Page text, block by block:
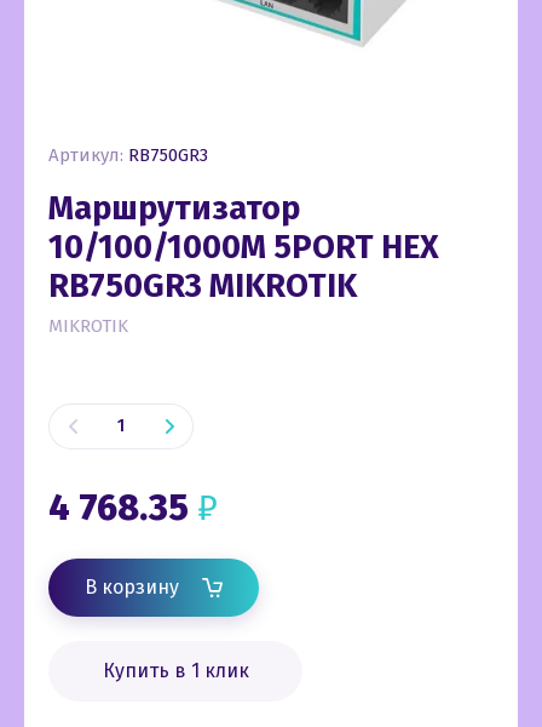
Артикул: RB750GR3
Маршрутизатор
10/100/1000M 5PORT HEX
RB750GR3 MIKROTIK
MIKROTIK
4 768.35 ₽
В корзину
Купить в 1 клик